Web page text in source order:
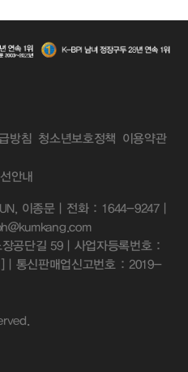
방침 청소년보호정책 이용약관
안내
이종문 | 전화 : 1644-9247 |
공단길 59 | 사업자등록번호 :
| 통신판매업신고번호 : 2019-